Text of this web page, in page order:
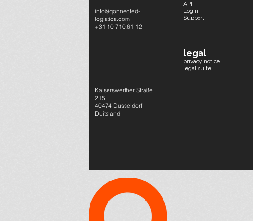
info@qonnected-
logistics.com
+31 10 710.61 12
Kaiserswerther Straße
215
40474 Düsseldorf
Duitsland
API
Login
Support
legal
privacy notice
legal suite